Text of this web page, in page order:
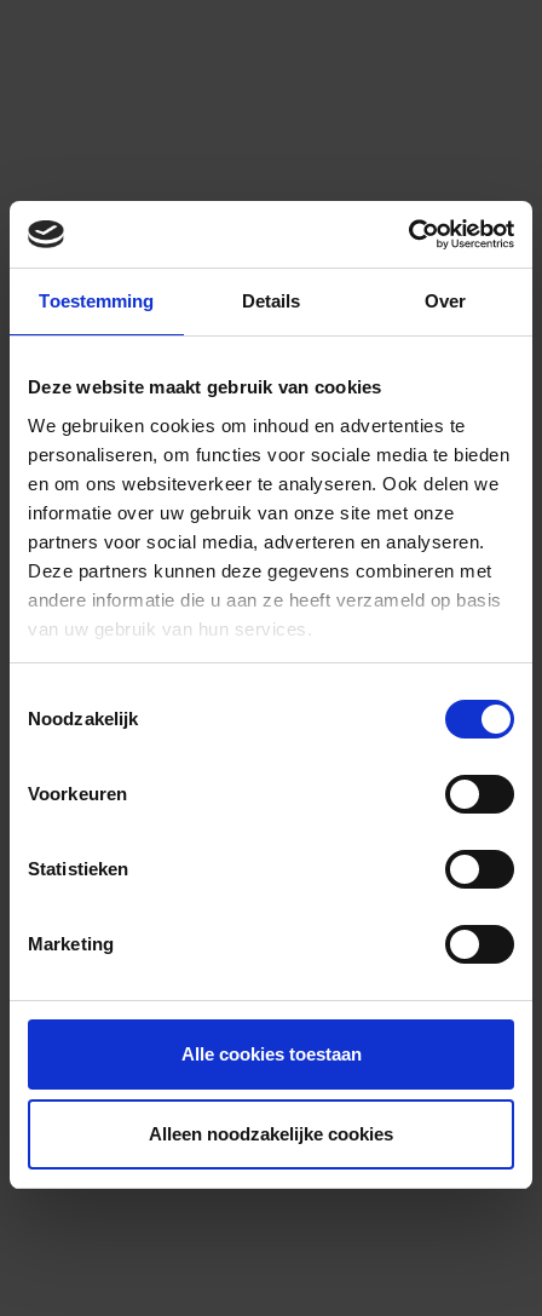
Toestemming Details Over
Deze website maakt gebruik van cookies
We gebruiken cookies om inhoud en advertenties te
personaliseren, om functies voor sociale media te bieden
en om ons websiteverkeer te analyseren. Ook delen we
informatie over uw gebruik van onze site met onze
partners voor social media, adverteren en analyseren.
Deze partners kunnen deze gegevens combineren met
andere informatie die u aan ze heeft verzameld op basis
van uw gebruik van hun services.
Noodzakelijk
Voorkeuren
Statistieken
Marketing
Alle cookies toestaan
Alleen noodzakelijke cookies